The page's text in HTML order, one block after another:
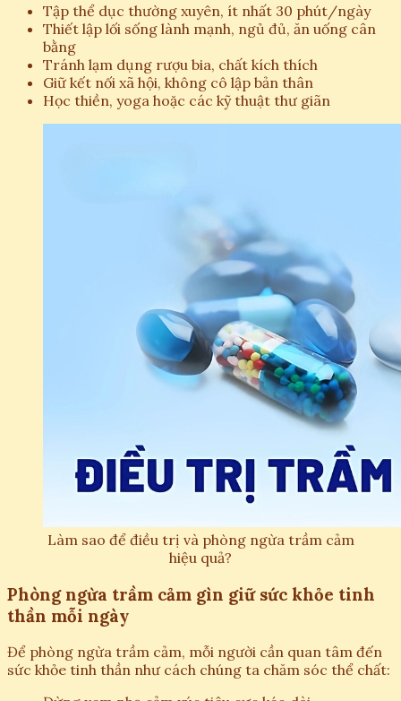
Tập thể dục thường xuyên, ít nhất 30 phút/ngày
Thiết lập lối sống lành mạnh, ngủ đủ, ăn uống cân
bằng
Tránh lạm dụng rượu bia, chất kích thích
Giữ kết nối xã hội, không cô lập bản thân
Học thiền, yoga hoặc các kỹ thuật thư giãn
Làm sao để điều trị và phòng ngừa trầm cảm
hiệu quả?
Phòng ngừa trầm cảm gìn giữ sức khỏe tinh
thần mỗi ngày
Để phòng ngừa trầm cảm, mỗi người cần quan tâm đến
sức khỏe tinh thần như cách chúng ta chăm sóc thể chất: